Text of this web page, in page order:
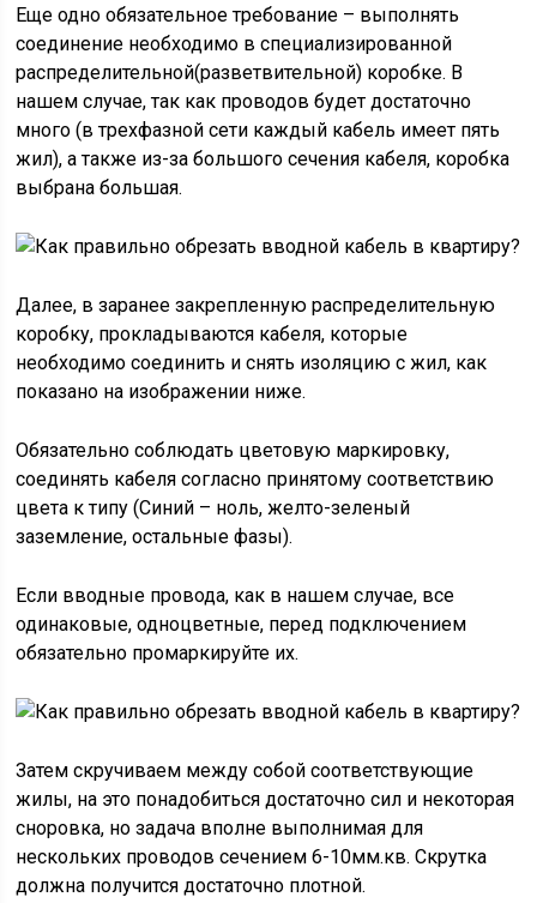
Еще одно обязательное требование – выполнять
соединение необходимо в специализированной
распределительной(разветвительной) коробке. В
нашем случае, так как проводов будет достаточно
много (в трехфазной сети каждый кабель имеет пять
жил), а также из-за большого сечения кабеля, коробка
выбрана большая.
Далее, в заранее закрепленную распределительную
коробку, прокладываются кабеля, которые
необходимо соединить и снять изоляцию с жил, как
показано на изображении ниже.
Обязательно соблюдать цветовую маркировку,
соединять кабеля согласно принятому соответствию
цвета к типу (Синий – ноль, желто-зеленый
заземление, остальные фазы).
Если вводные провода, как в нашем случае, все
одинаковые, одноцветные, перед подключением
обязательно промаркируйте их.
Затем скручиваем между собой соответствующие
жилы, на это понадобиться достаточно сил и некоторая
сноровка, но задача вполне выполнимая для
нескольких проводов сечением 6-10мм.кв. Скрутка
должна получится достаточно плотной.